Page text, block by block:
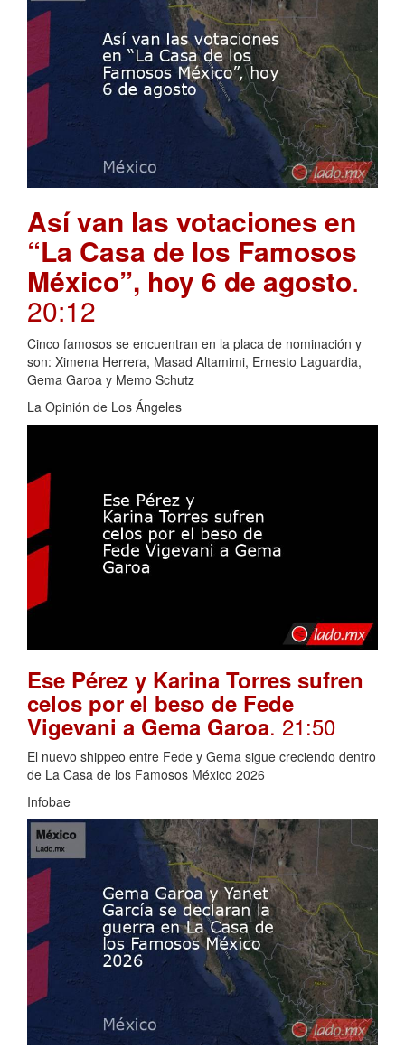
Así van las votaciones en
“La Casa de los Famosos
México”, hoy 6 de agosto.
20:12
Cinco famosos se encuentran en la placa de nominación y
son: Ximena Herrera, Masad Altamimi, Ernesto Laguardia,
Gema Garoa y Memo Schutz
La Opinión de Los Ángeles
Ese Pérez y Karina Torres sufren
celos por el beso de Fede
Vigevani a Gema Garoa. 21:50
El nuevo shippeo entre Fede y Gema sigue creciendo dentro
de La Casa de los Famosos México 2026
Infobae